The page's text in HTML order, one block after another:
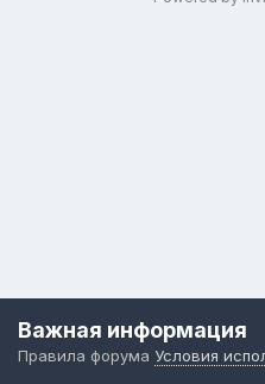
Важная информация
Правила форума Условия